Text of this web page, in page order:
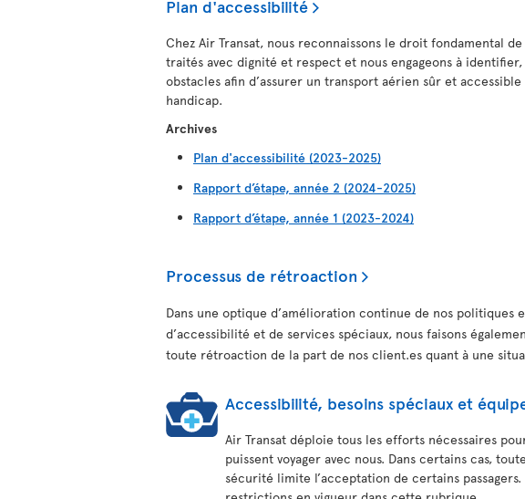
Plan d'accessibilité
Chez Air Transat, nous reconnaissons le droit fondamental de
traités avec dignité et respect et nous engageons à
obstacles afin d’assurer un transport aérien sûr et accessible
handicap.
Archives
Plan d'accessibilité (2023-2025)
Rapport d’étape, année 2 (2024-2025)
Rapport d’étape, année 1 (2023-2024)
Processus de rétroaction
Dans une optique d’amélioration continue de nos politiques
d’accessibilité et de services spéciaux, nous faisons
toute rétroaction de la part de nos client.es quant à une
Accessibilité, besoins spéciaux et
Air Transat déploie tous les efforts nécessaires
puissent voyager avec nous. Dans certains cas,
sécurité limite l’acceptation de certains